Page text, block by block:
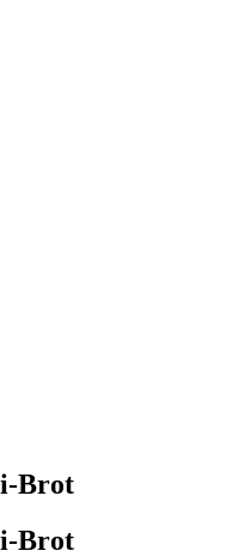
Brot
Brot